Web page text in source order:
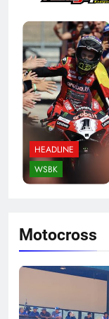
Motocross
HEADLINE
WSBK